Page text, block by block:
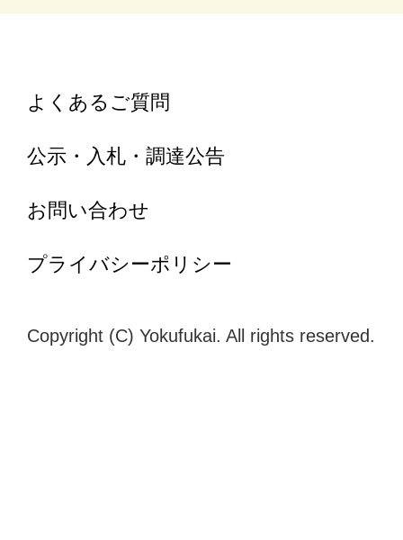
よくあるご質問
公示・入札・調達公告
お問い合わせ
プライバシーポリシー
Copyright (C) Yokufukai. All rights reserved.